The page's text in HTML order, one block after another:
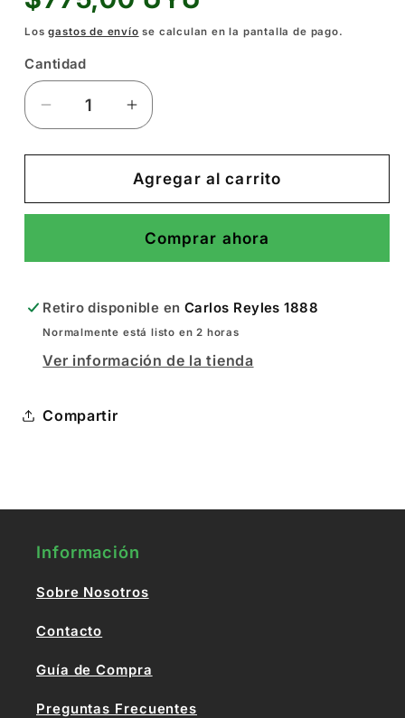
habitual
Losgastos de envío se calculan en la pantalla de pago.
Cantidad
Reducir
cantidad
para
Solar
Aumentar
cantidad
para
Luz
Solar
Ventilador
Agregar al carrito
Comprar ahora
Retiro disponible en Carlos Reyles 1888
Normalmente está listo en 2 horas
Ver información de la tienda
Compartir
Información
Sobre Nosotros
Contacto
Guía de Compra
Preguntas Frecuentes